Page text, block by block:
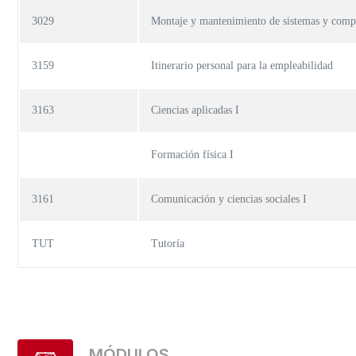
3029 Montaje y mantenimiento de sistemas y
3159 Itinerario personal para la empleabilidad
3163 Ciencias aplicadas I
Formación física I
3161 Comunicación y ciencias sociales I
TUT Tutoría